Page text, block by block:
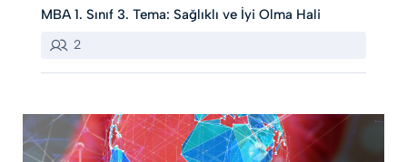
MBA 1. Sınıf 3. Tema: Sağlıklı ve İyi Olma Hali
2